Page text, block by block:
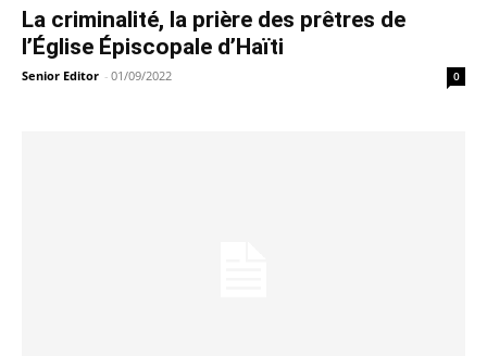
La criminalité, la prière des prêtres de
l’Église Épiscopale d’Haïti
Senior Editor - 01/09/2022 0